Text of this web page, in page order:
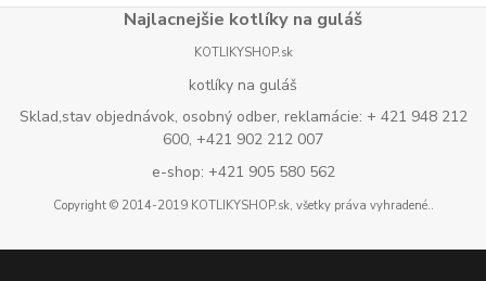
Najlacnejšie kotlíky na guláš
KOTLIKYSHOP.sk
kotlíky na guláš
Sklad,stav objednávok, osobný odber, reklamácie: + 421 948 212
600, +421 902 212 007
e-shop: +421 905 580 562
Copyright © 2014-2019 KOTLIKYSHOP.sk, všetky práva vyhradené..